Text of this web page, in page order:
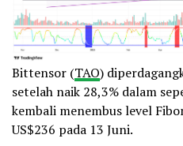
Bittensor (TAO)
setelah naik 28,3% dalam
kembali menembus level
US$236 pada 13 Juni.